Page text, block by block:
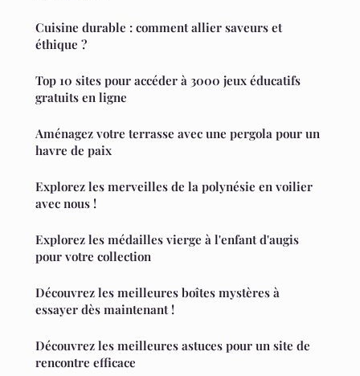
Cuisine durable : comment allier saveurs et
éthique ?
Top 10 sites pour accéder à 3000 jeux éducatifs
gratuits en ligne
Aménagez votre terrasse avec une pergola pour un
havre de paix
Explorez les merveilles de la polynésie en voilier
avec nous !
Explorez les médailles vierge à l'enfant d'augis
pour votre collection
Découvrez les meilleures boîtes mystères à
essayer dès maintenant !
Découvrez les meilleures astuces pour un site de
rencontre efficace